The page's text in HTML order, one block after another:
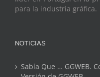
para la industria gráfica.
NOTICIAS
Sabía Que … GGWEB.